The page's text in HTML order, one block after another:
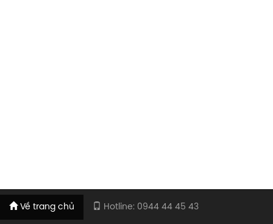
Về trang chủ Hotline: 0944 44 45 43